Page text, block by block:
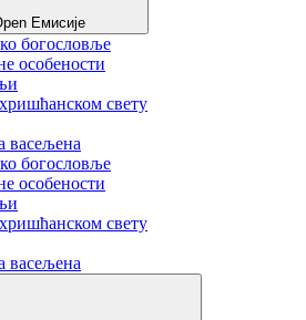
Емисије
богословље
особености
свету
васељена
богословље
особености
свету
васељена